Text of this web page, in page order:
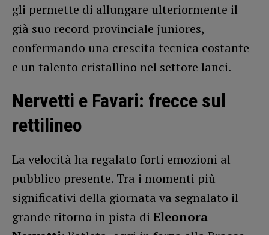
gli permette di allungare ulteriormente il
già suo record provinciale juniores,
confermando una crescita tecnica costante
e un talento cristallino nel settore lanci.
Nervetti e Favari: frecce sul
rettilineo
La velocità ha regalato forti emozioni al
pubblico presente. Tra i momenti più
significativi della giornata va segnalato il
grande ritorno in pista di Eleonora